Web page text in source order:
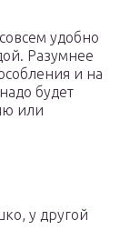
удобно
Разумнее
и на
будет
или
у другой